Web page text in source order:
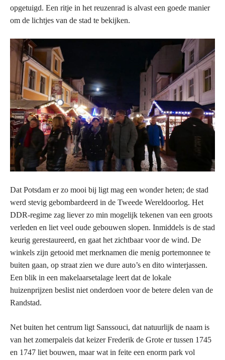
opgetuigd. Een ritje in het reuzenrad is alvast een goede manier
om de lichtjes van de stad te bekijken.
Dat Potsdam er zo mooi bij ligt mag een wonder heten; de stad
werd stevig gebombardeerd in de Tweede Wereldoorlog. Het
DDR-regime zag liever zo min mogelijk tekenen van een groots
verleden en liet veel oude gebouwen slopen. Inmiddels is de stad
keurig gerestaureerd, en gaat het zichtbaar voor de wind. De
winkels zijn getooid met merknamen die menig portemonnee te
buiten gaan, op straat zien we dure auto’s en dito winterjassen.
Een blik in een makelaarsetalage leert dat de lokale
huizenprijzen beslist niet onderdoen voor de betere delen van de
Randstad.
Net buiten het centrum ligt Sanssouci, dat natuurlijk de naam is
van het zomerpaleis dat keizer Frederik de Grote er tussen 1745
en 1747 liet bouwen, maar wat in feite een enorm park vol